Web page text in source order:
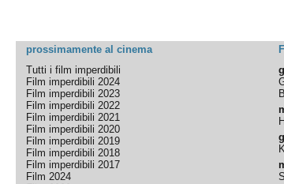
prossimamente al cinema
Tutti i film imperdibili
Film imperdibili 2024
Film imperdibili 2023
Film imperdibili 2022
Film imperdibili 2021
Film imperdibili 2020
Film imperdibili 2019
Film imperdibili 2018
Film imperdibili 2017
Film 2024